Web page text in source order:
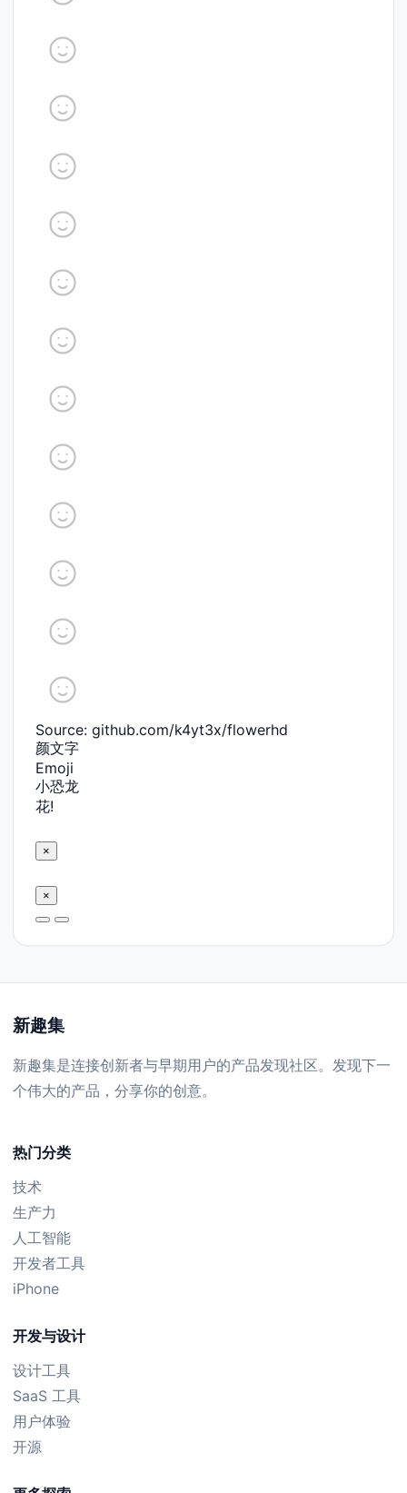
Source: github.com/k4yt3x/flowerhd
颜文字
Emoji
小恐龙
花!
×
×
新趣集
新趣集是连接创新者与早期用户的产品发现社区。发现下一
个伟大的产品，分享你的创意。
热门分类
技术
生产力
人工智能
开发者工具
iPhone
开发与设计
设计工具
SaaS 工具
用户体验
开源